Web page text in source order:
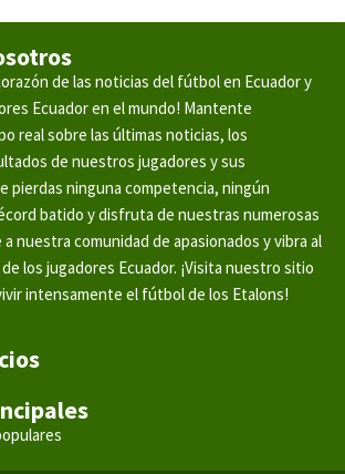
de las noticias del fútbol en Ecuador y
Ecuador en el mundo! Mantente
real sobre las últimas noticias, los
de nuestros jugadores y sus
pierdas ninguna competencia, ningún
batido y disfruta de nuestras numerosas
nuestra comunidad de apasionados y vibra al
los jugadores Ecuador. ¡Visita nuestro sitio
intensamente el fútbol de los Etalons!